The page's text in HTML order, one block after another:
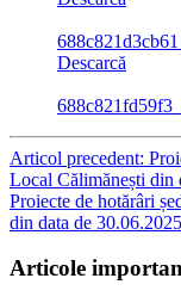
Descarcă
Articol precedent:
Local Călimănești din
Proiecte de hotărâri
din data de 30.06.2025
Articole